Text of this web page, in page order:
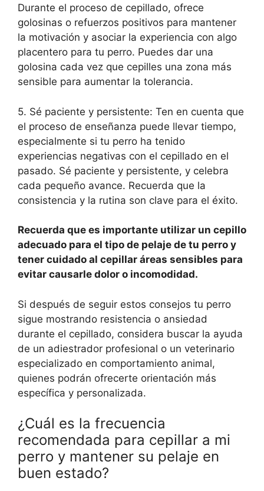
Durante el proceso de cepillado, ofrece
golosinas o refuerzos positivos para mantener
la motivación y asociar la experiencia con algo
placentero para tu perro. Puedes dar una
golosina cada vez que cepilles una zona más
sensible para aumentar la tolerancia.
5. Sé paciente y persistente: Ten en cuenta que
el proceso de enseñanza puede llevar tiempo,
especialmente si tu perro ha tenido
experiencias negativas con el cepillado en el
pasado. Sé paciente y persistente, y celebra
cada pequeño avance. Recuerda que la
consistencia y la rutina son clave para el éxito.
Recuerda que es importante utilizar un cepillo
adecuado para el tipo de pelaje de tu perro y
tener cuidado al cepillar áreas sensibles para
evitar causarle dolor o incomodidad.
Si después de seguir estos consejos tu perro
sigue mostrando resistencia o ansiedad
durante el cepillado, considera buscar la ayuda
de un adiestrador profesional o un veterinario
especializado en comportamiento animal,
quienes podrán ofrecerte orientación más
específica y personalizada.
¿Cuál es la frecuencia
recomendada para cepillar a mi
perro y mantener su pelaje en
buen estado?